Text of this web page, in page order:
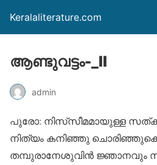
Keralaliterature.com
ആണ്ടുവട്ടം-_II
admin
പുരോ: നിസ്‌സീമമായുള്ള
നിത്യം കനിഞ്ഞു
തമ്പുരാനേശുവിന്‍ ജ്ഞാനവും